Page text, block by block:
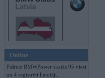
Online
Pašreiz BMWPower skatās 95 viesi
un 4 reģistrēti lietotāji.